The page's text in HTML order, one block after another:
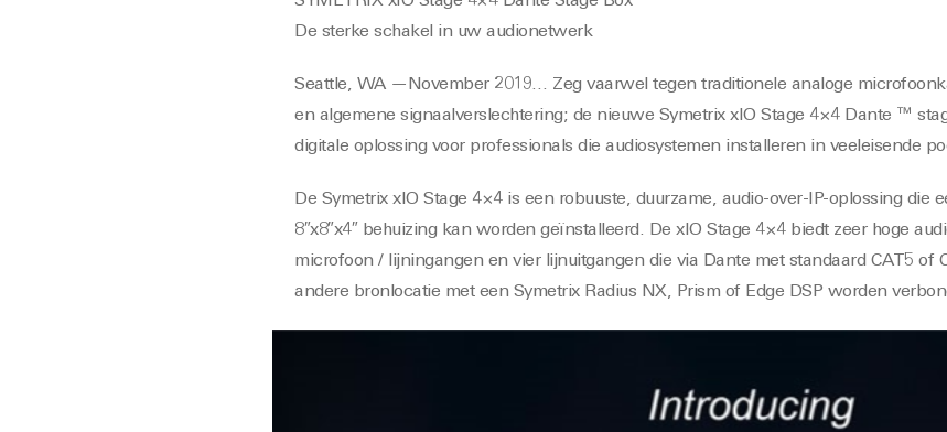
De sterke schakel in uw audionetwerk
Seattle, WA —November 2019… Zeg vaarwel tegen traditionele analoge
en algemene signaalverslechtering; de nieuwe Symetrix xIO Stage 4×4 Dante ™
digitale oplossing voor professionals die audiosystemen installeren in veeleisende
De Symetrix xIO Stage 4×4 is een robuuste, duurzame, audio-over-IP-oplossing die
8″x8″x4″ behuizing kan worden geïnstalleerd. De xIO Stage 4×4 biedt zeer hoge
microfoon / lijningangen en vier lijnuitgangen die via Dante met standaard CAT5 of
andere bronlocatie met een Symetrix Radius NX, Prism of Edge DSP worden